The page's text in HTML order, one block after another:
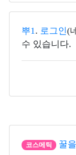
뿌1 . 로그인 (
수 있습니다.
코스메틱 꿀